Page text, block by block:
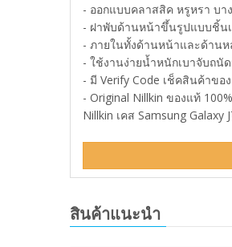
- ออกแบบคลาสสิค หรูหรา บา
- ฝาพับด้านหน้าขึ้นรูปแบบชิ้นเ
- ภายในทั้งด้านหน้าและด้านห
- ใช้งานง่ายน้ำหนักเบาจับถนั
- มี Verify Code เช็คสินค้าขอ
- Original Nillkin ของแท้
Nillkin เคส Samsung
สินค้าแนะนำ